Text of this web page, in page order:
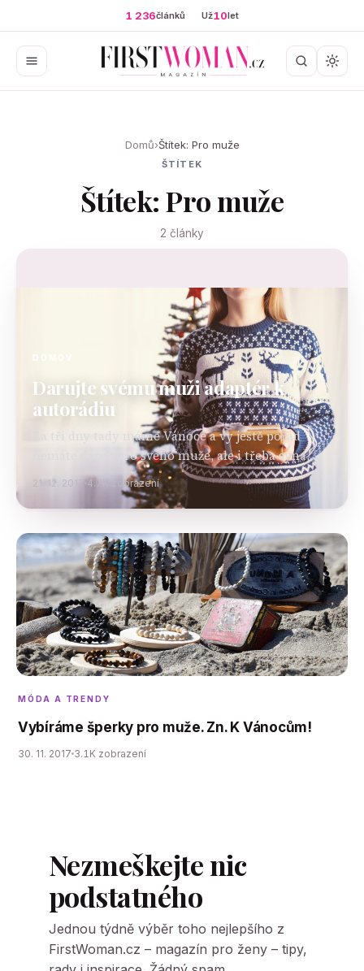
1 236článků Už10let
Domů›Štítek: Pro muže
ŠTÍTEK
Štítek: Pro muže
2 články
DOMOV
Darujte svému muži adaptér k
autorádiu
Za tři dny tady máme Vánoce a vy ještě pořád
nemáte dárek pro svého muže, ale i třeba syna,
otce nebo švagra? Moc dobře víme, jak náročné to
21. 12. 2017 4.7K zobrazení
MÓDA A TRENDY
Vybíráme šperky pro muže. Zn. K Vánocům!
30. 11. 2017 3.1K zobrazení
Nezmeškejte nic
podstatného
Jednou týdně výběr toho nejlepšího z
FirstWoman.cz – magazín pro ženy – tipy,